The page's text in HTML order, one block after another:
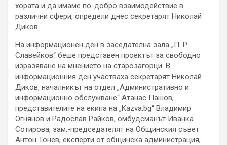
хората и да имаме по-добро взаимодействие в
различни сфери, определи днес секретарят Николай
Диков.
На информационен ден в заседателна зала „П. Р.
Славейков“ беше представен проектът за свободно
изразяване на мнението на старозагорци. В
информационния ден участваха секретарят Николай
Диков, началникът на отдел „Административно и
информационно обслужване“ Атанас Пашов,
представителите на екипа на „Kazva.bg“ Владимир
Огнянов и Радослав Райков, омбудсманът Иванка
Сотирова, зам.-председателят на Общинския съвет
Антон Тонев, експерти от общинска администрация,